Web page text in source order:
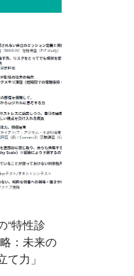
“特性診
：未来の
力」